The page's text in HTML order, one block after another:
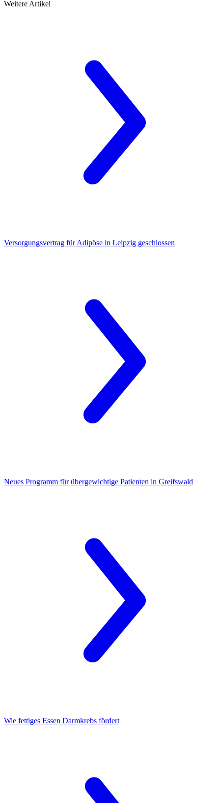
Weitere Artikel
Versorgungsvertrag für Adipöse in Leipzig geschlossen
Neues Programm für übergewichtige Patienten in Greifswald
Wie fettiges Essen Darmkrebs fördert